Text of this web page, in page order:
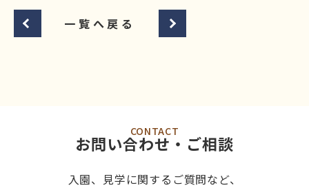
一覧へ戻る
CONTACT
お問い合わせ・ご相談
入園、見学に関するご質問など、